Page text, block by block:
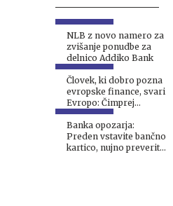
NLB z novo namero za
zvišanje ponudbe za
delnico Addiko Bank
Človek, ki dobro pozna
evropske finance, svari
Evropo: Čimprej
ukrepajte!
Banka opozarja:
Preden vstavite bančno
kartico, nujno preverite